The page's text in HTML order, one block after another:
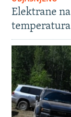
Elektrane